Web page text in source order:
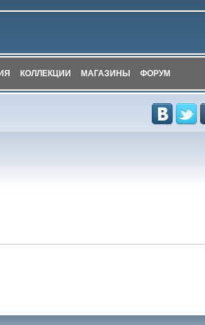
КОЛЛЕКЦИИ МАГАЗИНЫ ФОРУМ